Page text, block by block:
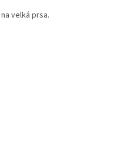
velká prsa.